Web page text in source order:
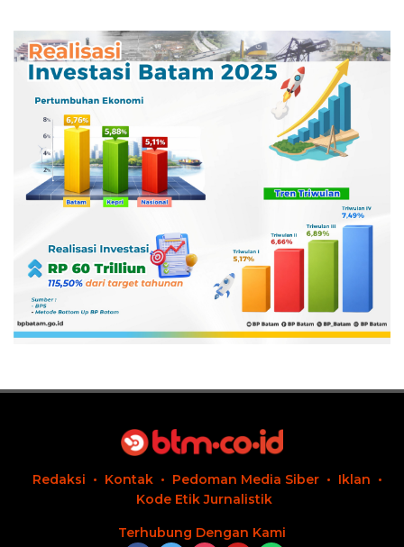
Redaksi Kontak Pedoman Media Siber
Iklan
Kode Etik Jurnalistik
Terhubung Dengan Kami